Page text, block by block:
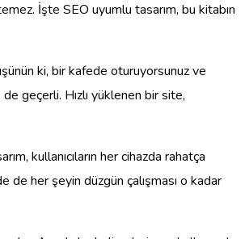
İşte SEO uyumlu tasarım, bu kitabın
ki, bir kafede oturuyorsunuz ve
geçerli. Hızlı yüklenen bir site,
kullanıcıların her cihazda rahatça
de her şeyin düzgün çalışması o kadar